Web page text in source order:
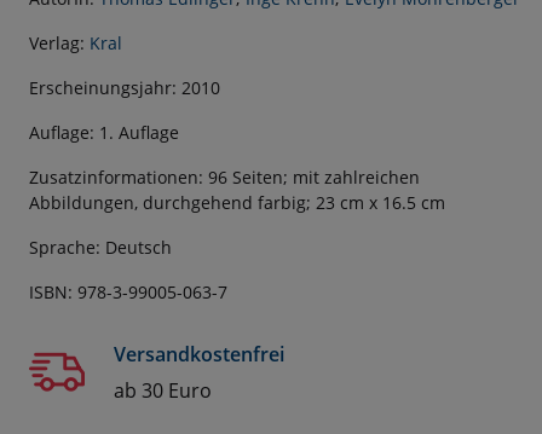
Verlag: Kral
Erscheinungsjahr: 2010
Auflage: 1. Auflage
Zusatzinformationen: 96 Seiten; mit zahlreichen
Abbildungen, durchgehend farbig; 23 cm x 16.5 cm
Sprache: Deutsch
ISBN: 978-3-99005-063-7
Versandkostenfrei
ab 30 Euro